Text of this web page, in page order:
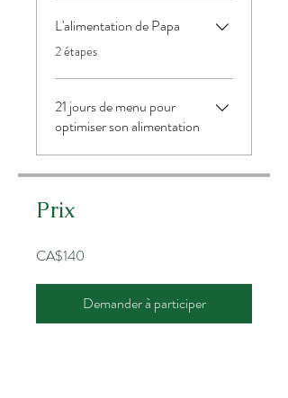
L'alimentation de Papa
.
2 étapes
21 jours de menu pour
optimiser son alimentation
Prix
CA$140
Demander à participer